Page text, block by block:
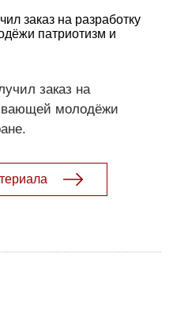
заказ на разработку
патриотизм и
заказ на
молодёжи